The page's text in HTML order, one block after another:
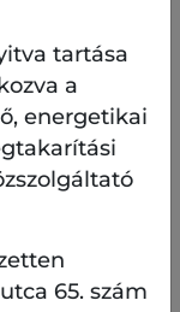
Központ
tartása
a
energetikai
65. szám